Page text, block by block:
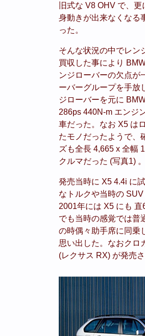
旧式な V8 OHV で、
身動きが出来なくなる
った。
そんな状況の中でレン
買収した事により
ンジローバーの欠点が
ーバーグループを手放
ジローバーを元に
286ps 440N-m エンジ
車だった。なお X5 は
たモノだったようで、
ズも全長 4,665 x 全幅
クルマだった (写真1) 。
発売当時に X5 4.4i に
なトルクや当時の
2001年には X5 にも
でも当時の感覚では普
の時偶々助手席に同乗
思い出した。なおクロ
(レクサス RX) が発売